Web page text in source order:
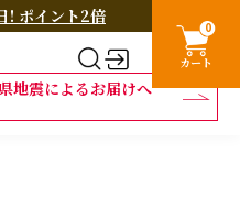
! ポイント2倍
地震によるお届けへ
0
カート